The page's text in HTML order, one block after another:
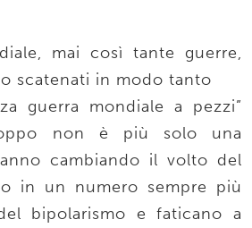
mai così tante guerre,
scatenati in modo tanto
guerra mondiale a pezzi”
non è più solo una
cambiando il volto del
in un numero sempre più
bipolarismo e faticano a